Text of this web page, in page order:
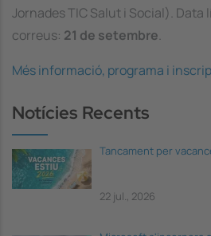
Jornades TIC Salut i Social). Data
correus: 21 de setembre.
Més informació, programa i
Notícies Recents
Tancament per
22 jul., 2026